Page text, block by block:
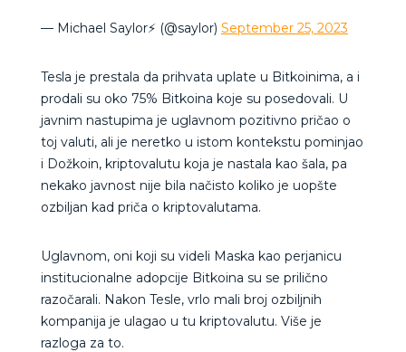
— Michael Saylor⚡️ (@saylor) September 25, 2023
Tesla je prestala da prihvata uplate u Bitkoinima, a i
prodali su oko 75% Bitkoina koje su posedovali. U
javnim nastupima je uglavnom pozitivno pričao o
toj valuti, ali je neretko u istom kontekstu pominjao
i Dožkoin, kriptovalutu koja je nastala kao šala, pa
nekako javnost nije bila načisto koliko je uopšte
ozbiljan kad priča o kriptovalutama.
Uglavnom, oni koji su videli Maska kao perjanicu
institucionalne adopcije Bitkoina su se prilično
razočarali. Nakon Tesle, vrlo mali broj ozbiljnih
kompanija je ulagao u tu kriptovalutu. Više je
razloga za to.